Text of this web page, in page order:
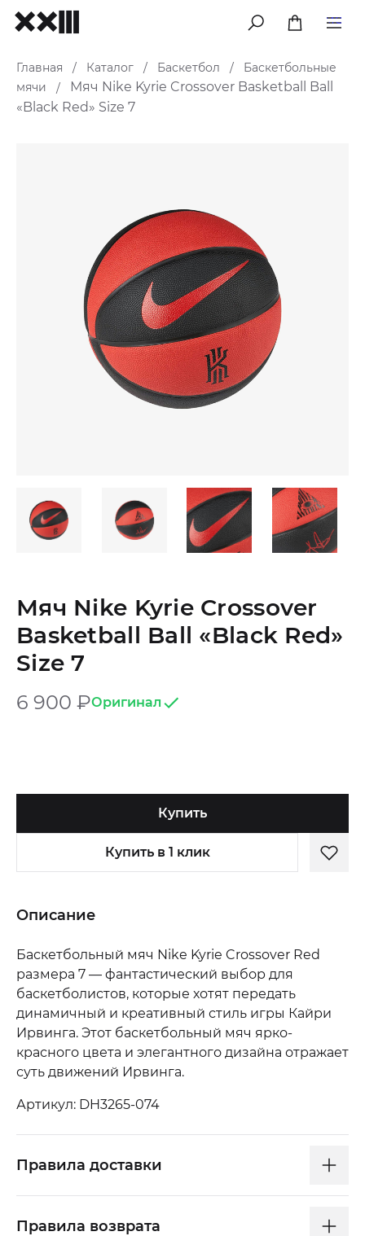
меню
Главная / Каталог / Баскетбол /
Баскетбольные
мячи
/
Мяч Nike Kyrie Crossover Basketball Ball
«Black Red» Size 7
Мяч Nike Kyrie Crossover
Basketball Ball «Black Red»
Size 7
6 900 ₽Оригинал
Купить
Купить в 1 клик
Описание
Баскетбольный мяч Nike Kyrie Crossover Red
размера 7 — фантастический выбор для
баскетболистов, которые хотят передать
динамичный и креативный стиль игры Кайри
Ирвинга. Этот баскетбольный мяч ярко-
красного цвета и элегантного дизайна отражает
суть движений Ирвинга.
Артикул: DH3265-074
Правила доставки
Правила возврата